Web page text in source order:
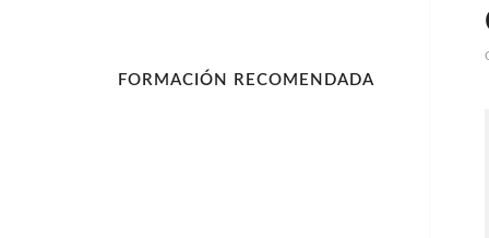
FORMACIÓN RECOMENDADA